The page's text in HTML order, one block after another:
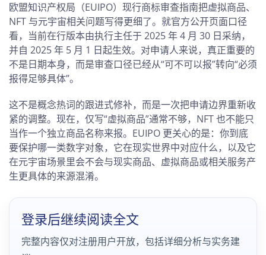
欧盟知识产权局（EUIPO）现行商标审查指南把虚拟商品、
NFT 与元宇宙相关问题写得更细了。就官方公开页面口径
看，当前在行版本由执行主任于 2025 年 4 月 30 日采纳，
并自 2025 年 5 月 1 日起生效。对申请人来说，真正重要的
不是日期本身，而是审查口径已经从“可不可以报”转向“必须
报得足够具体”。
这不是概念热词的跟进式修补，而是一次把申请边界重新收
紧的调整。现在，仅写“虚拟商品”通常不够，NFT 也不能只
当作一个独立商品名称来报。EUIPO 更关心的是：你到底
要保护哪一类数字对象，它在现实世界中对应什么，以及它
在元宇宙场景里会不会与现实商品、虚拟商品或相关服务产
生更具体的来源混淆。
登录后继续阅读全文
完整内容仅对注册用户开放，包括详细分析与实务建